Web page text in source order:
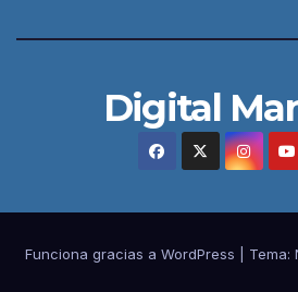
Digital
Funciona gracias a WordPress Tema: